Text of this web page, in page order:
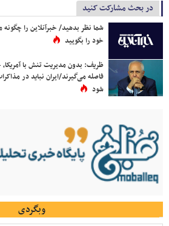
در بحث مشارکت کنید
شما نظر بدهید/ خبرآنلاین را چگونه
خود را بگویید
ظریف: بدون مدیریت تنش با آمریکا،
فاصله می‌گیرند/ایران نباید در
شود
وبگردی